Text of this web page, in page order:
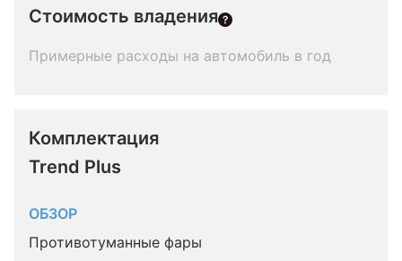
Стоимость владения
Примерные расходы на автомобиль в год
Комплектация
Trend Plus
ОБЗОР
Противотуманные фары